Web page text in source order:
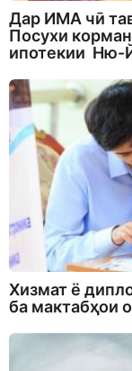
Дар ИМА чӣ
Посухи
ипотекии Ню-
Хизмат ё
ба мактабҳои